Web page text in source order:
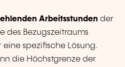
Arbeitsstunden der
des Bezugszeitraums
spezifische Lösung.
die Höchstgrenze der